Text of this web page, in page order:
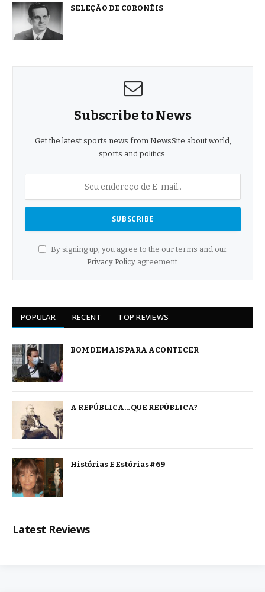
SELEÇÃO DE CORONÉIS
Subscribe to News
Get the latest sports news from NewsSite about world,
sports and politics.
By signing up, you agree to the our terms and our
Privacy Policyagreement.
POPULAR RECENT TOP REVIEWS
BOM DEMAIS PARA ACONTECER
A REPÚBLICA… QUE REPÚBLICA?
Histórias E Estórias #69
Latest Reviews